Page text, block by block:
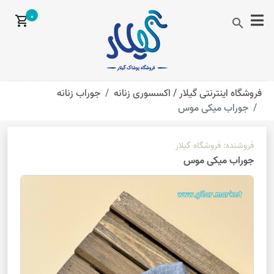
search
shopping_cart0
فروشگاه اینترنتی گیلار /اکسسوری زنانه
جوراب زنانه
جوراب میکی موس
فروشنده: فروشگاه گیلار
جوراب میکی موس